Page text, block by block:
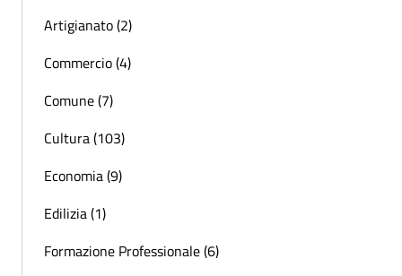
Artigianato (2)
Commercio (4)
Comune (7)
Cultura (103)
Economia (9)
Edilizia (1)
Formazione Professionale (6)